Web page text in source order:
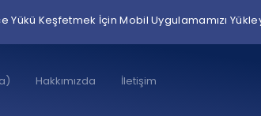
Yükü Keşfetmek İçin Mobil Uygulamamızı
Hakkımızda İletişim